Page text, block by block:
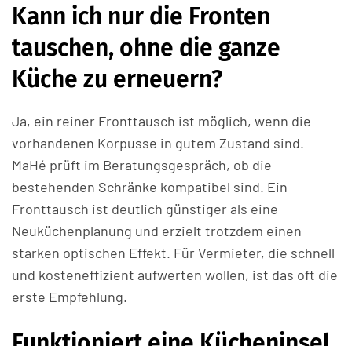
Kann ich nur die Fronten
tauschen, ohne die ganze
Küche zu erneuern?
Ja, ein reiner Fronttausch ist möglich, wenn die
vorhandenen Korpusse in gutem Zustand sind.
MaHé prüft im Beratungsgespräch, ob die
bestehenden Schränke kompatibel sind. Ein
Fronttausch ist deutlich günstiger als eine
Neuküchenplanung und erzielt trotzdem einen
starken optischen Effekt. Für Vermieter, die schnell
und kosteneffizient aufwerten wollen, ist das oft die
erste Empfehlung.